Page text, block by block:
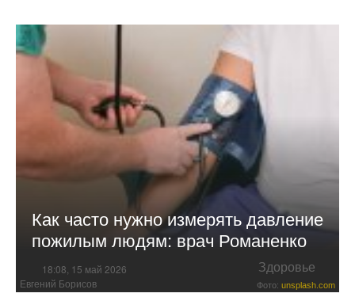
Как часто нужно измерять давление
пожилым людям: врач Романенко
18:08, 15 май 2026 Здоровье
Евгений Борисов Фото: unsplash.com